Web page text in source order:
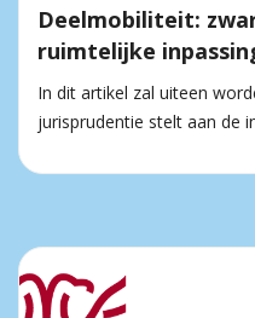
Deelmobiliteit:
ruimtelijke
In dit artikel zal uiteen
jurisprudentie stelt aan de